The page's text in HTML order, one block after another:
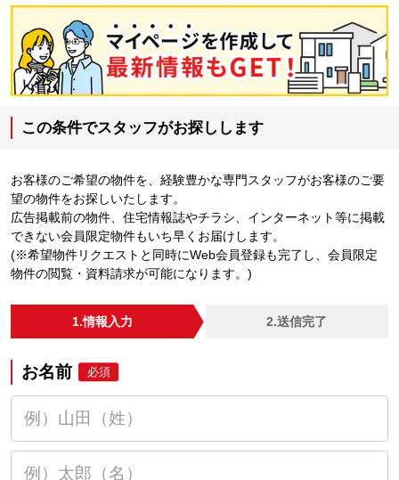
この条件でスタッフがお探しします
お客様のご希望の物件を、経験豊かな専門スタッフがお客様のご要
望の物件をお探しいたします。
広告掲載前の物件、住宅情報誌やチラシ、インターネット等に掲載
できない会員限定物件もいち早くお届けします。
(※希望物件リクエストと同時にWeb会員登録も完了し、会員限定
物件の閲覧・資料請求が可能になります。)
1.情報入力 2.送信完了
お名前 必須